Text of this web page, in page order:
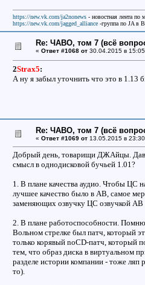
https://new.vk.com/ja2nonews- новостная лента по
https://new.vk.com/jagged_alliance-группа по JA в
Re: ЧАВО, том 7 (всё
« Ответ #1068 от30.04.2015 в
2Strax5:
А ну я забыл уточнить что это в 1.13
Re: ЧАВО, том 7 (всё
« Ответ #1069 от13.05.2015 в
Добрый день, товарищи ДЖАйцы.
смысл в однодисковой бучьей 1.01?
1. В плане качества аудио. Чтобы ЦС
лучшее качество было в АВ, самое
заменяющих озвучку ЦС озвучкой АВ
2. В плане работоспособности.
Вольном стрелке был патч, который
только корявый noCD-патч, который
тем, что образ диска в виртуальном
разделе истории компании - тоже
то).